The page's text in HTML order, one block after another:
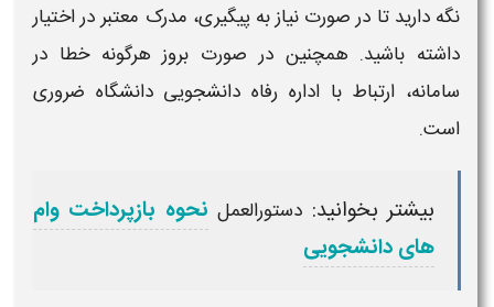
نگه دارید تا در صورت نیاز به پیگیری، مدرک معتبر در اختیار
داشته باشید. همچنین در صورت بروز هرگونه خطا در
سامانه، ارتباط با اداره رفاه دانشجویی دانشگاه ضروری
است.
بیشتر بخوانید: دستورالعمل نحوه بازپرداخت وام
های دانشجویی